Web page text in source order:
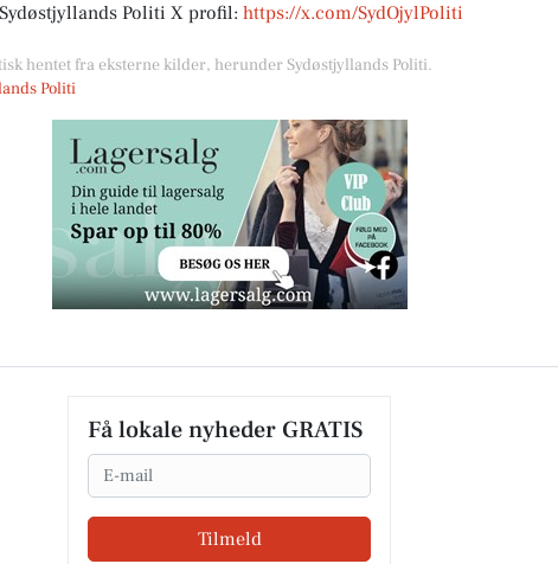
Politi X profil: https://x.com/SydOjylPoliti
hentet fra eksterne kilder, herunder Sydøstjyllands Politi.
Politi
Få lokale nyheder GRATIS
Email
Tilmeld